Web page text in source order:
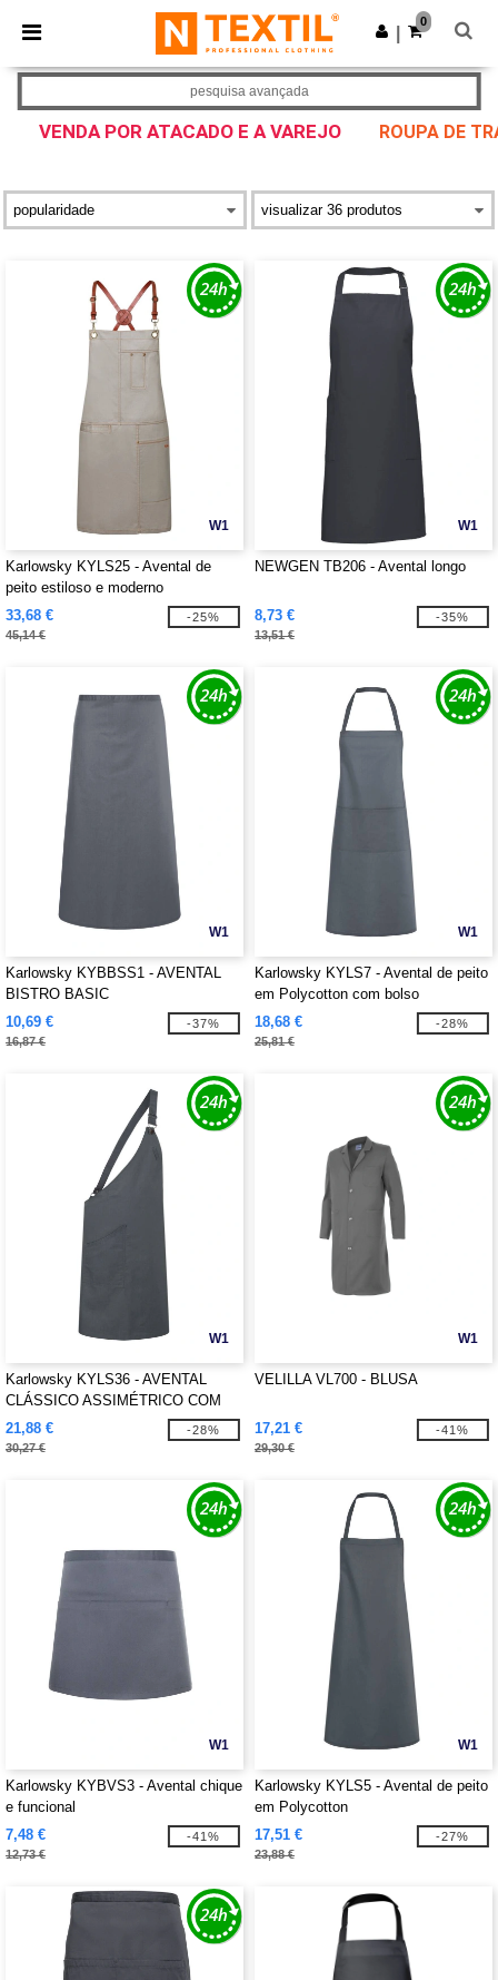
× App Ntextil
Melhores preços na app!
Obter app
0
VENDA POR ATACADO E A VAREJO ROUPA DE
pesquisa avançada
W1
Karlowsky KYLS25 - Avental de
peito estiloso e moderno
33,68 €
45,14 €
-25%
W1
NEWGEN TB206 - Avental longo
8,73 €
13,51 €
-35%
W1
Karlowsky KYBBSS1 - AVENTAL
BISTRO BASIC
10,69 €
16,87 €
-37%
W1
Karlowsky KYLS7 - Avental de peito
em Polycotton com bolso
18,68 €
25,81 €
-28%
W1
Karlowsky KYLS36 - AVENTAL
CLÁSSICO ASSIMÉTRICO COM
BOLSO
21,88 €
30,27 €
-28%
W1
VELILLA VL700 - BLUSA
17,21 €
29,30 €
-41%
W1
Karlowsky KYBVS3 - Avental chique
e funcional
7,48 €
12,73 €
-41%
W1
Karlowsky KYLS5 - Avental de peito
em Polycotton
17,51 €
23,88 €
-27%